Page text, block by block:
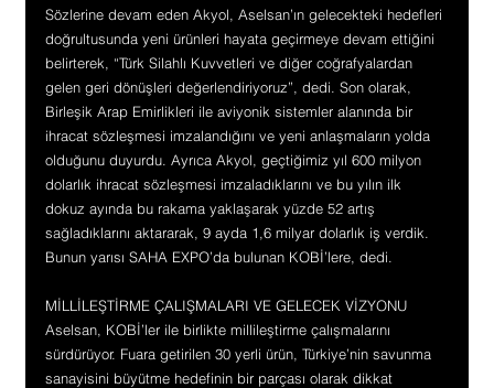
Sözlerine devam eden Akyol, Aselsan’ın gelecekteki hedefleri
doğrultusunda yeni ürünleri hayata geçirmeye devam ettiğini
belirterek, “Türk Silahlı Kuvvetleri ve diğer coğrafyalardan
gelen geri dönüşleri değerlendiriyoruz”, dedi. Son olarak,
Birleşik Arap Emirlikleri ile aviyonik sistemler alanında bir
ihracat sözleşmesi imzalandığını ve yeni anlaşmaların yolda
olduğunu duyurdu. Ayrıca Akyol, geçtiğimiz yıl 600 milyon
dolarlık ihracat sözleşmesi imzaladıklarını ve bu yılın ilk
dokuz ayında bu rakama yaklaşarak yüzde 52 artış
sağladıklarını aktararak, 9 ayda 1,6 milyar dolarlık iş verdik.
Bunun yarısı SAHA EXPO’da bulunan KOBİ’lere, dedi.
MİLLİLEŞTİRME ÇALIŞMALARI VE GELECEK VİZYONU
Aselsan, KOBİ’ler ile birlikte millileştirme çalışmalarını
sürdürüyor. Fuara getirilen 30 yerli ürün, Türkiye’nin savunma
sanayisini büyütme hedefinin bir parçası olarak dikkat